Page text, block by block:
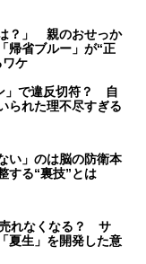
？」 親のおせっか
帰省ブルー」が“正
ワケ
」で違反切符？ 自
られた理不尽すぎる
い」のは脳の防衛本
する“裏技”とは
れなくなる？ サ
夏生」を開発した意